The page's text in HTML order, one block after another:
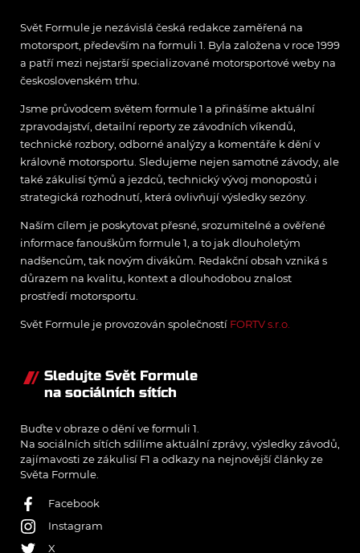
Svět Formule je nezávislá česká redakce zaměřená na
motorsport, především na formuli 1. Byla založena v roce 1999
a patří mezi nejstarší specializované motorsportové weby na
československém trhu.
Jsme průvodcem světem formule 1 a přinášíme aktuální
zpravodajství, detailní reporty ze závodních víkendů,
technické rozbory, odborné analýzy a komentáře k dění v
královně motorsportu. Sledujeme nejen samotné závody, ale
také zákulisí týmů a jezdců, technický vývoj monopostů i
strategická rozhodnutí, která ovlivňují výsledky sezóny.
Naším cílem je poskytovat přesné, srozumitelné a ověřené
informace fanouškům formule 1, a to jak dlouholetým
nadšencům, tak novým divákům. Redakční obsah vzniká s
důrazem na kvalitu, kontext a dlouhodobou znalost
prostředí motorsportu.
Svět Formule je provozován společností FORTV s.r.o.
Sledujte Svět Formule
na sociálních sítích
Buďte v obraze o dění ve formuli 1.
Na sociálních sítích sdílíme aktuální zprávy, výsledky závodů,
zajímavosti ze zákulisí F1 a odkazy na nejnovější články ze
Světa Formule.
Facebook
Instagram
X